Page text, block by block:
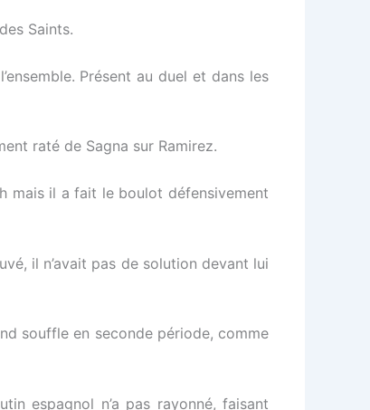
Saints.
Présent au duel et dans les
raté de Sagna sur Ramirez.
mais il a fait le boulot défensivement
il n’avait pas de solution devant lui
souffle en seconde période, comme
espagnol n’a pas rayonné, faisant